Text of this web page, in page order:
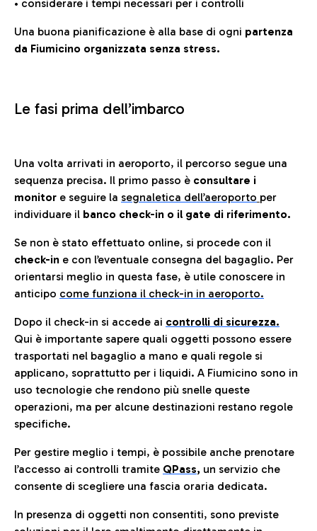
• considerare i tempi necessari per i controlli
Una buona pianificazione è alla base di ogni partenza
da Fiumicino organizzata senza stress.
Le fasi prima dell’imbarco
Una volta arrivati in aeroporto, il percorso segue una
sequenza precisa. Il primo passo è consultare i
monitor e seguire la segnaletica dell’aeroporto per
individuare il banco check-in o il gate di riferimento.
Se non è stato effettuato online, si procede con il
check-in e con l’eventuale consegna del bagaglio. Per
orientarsi meglio in questa fase, è utile conoscere in
anticipo come funziona il check-in in aeroporto.
Dopo il check-in si accede ai controlli di sicurezza.
Qui è importante sapere quali oggetti possono essere
trasportati nel bagaglio a mano e quali regole si
applicano, soprattutto per i liquidi. A Fiumicino sono in
uso tecnologie che rendono più snelle queste
operazioni, ma per alcune destinazioni restano regole
specifiche.
Per gestire meglio i tempi, è possibile anche prenotare
l’accesso ai controlli tramite QPass, un servizio che
consente di scegliere una fascia oraria dedicata.
In presenza di oggetti non consentiti, sono previste